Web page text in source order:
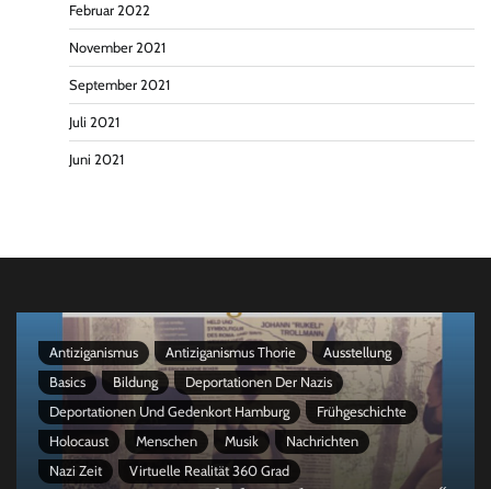
Februar 2022
November 2021
September 2021
Juli 2021
Juni 2021
Antiziganismus Antiziganismus Thorie
Ausstellung
Basics
Bildung
Deportationen Der Nazis
Deportationen Und Gedenkort Hamburg
Frühgeschichte
Holocaust
Menschen Musik
Nachrichten
Nazi Zeit
Virtuelle Realität 360 Grad